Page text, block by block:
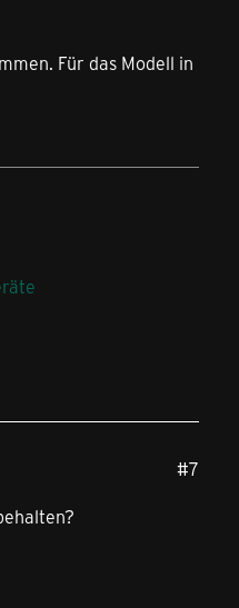
Für das Modell in
#7